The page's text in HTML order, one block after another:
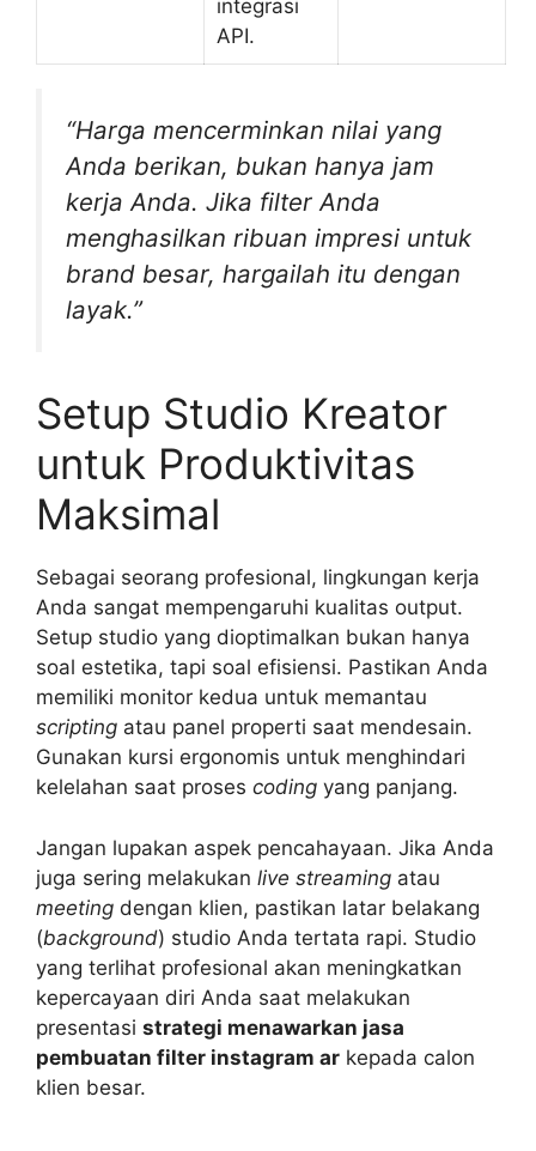
integrasi
API.
“Harga mencerminkan nilai yang
Anda berikan, bukan hanya jam
kerja Anda. Jika filter Anda
menghasilkan ribuan impresi untuk
brand besar, hargailah itu dengan
layak.”
Setup Studio Kreator
untuk Produktivitas
Maksimal
Sebagai seorang profesional, lingkungan kerja
Anda sangat mempengaruhi kualitas output.
Setup studio yang dioptimalkan bukan hanya
soal estetika, tapi soal efisiensi. Pastikan Anda
memiliki monitor kedua untuk memantau
scripting atau panel properti saat mendesain.
Gunakan kursi ergonomis untuk menghindari
kelelahan saat proses coding yang panjang.
Jangan lupakan aspek pencahayaan. Jika Anda
juga sering melakukan live streaming atau
meeting dengan klien, pastikan latar belakang
(background) studio Anda tertata rapi. Studio
yang terlihat profesional akan meningkatkan
kepercayaan diri Anda saat melakukan
presentasi strategi menawarkan jasa
pembuatan filter instagram ar kepada calon
klien besar.